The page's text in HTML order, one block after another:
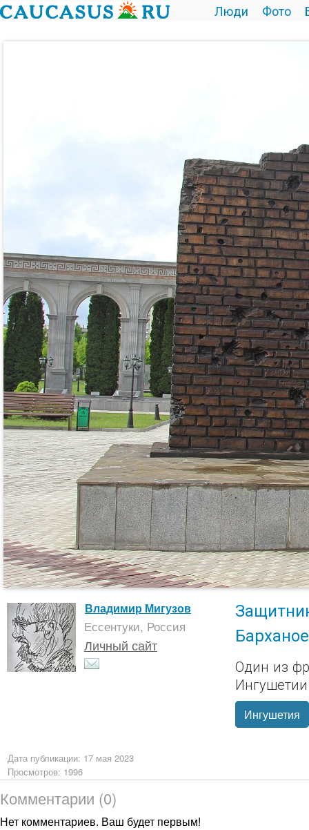
Люди Фото
Владимир Мигузов
Ессентуки, Россия
Личный сайт
Один из
Ингушетии
Ингушетия
Дата публикации: 17 мая 2023
Просмотров: 1996
Комментарии (0)
Нет комментариев. Ваш будет первым!